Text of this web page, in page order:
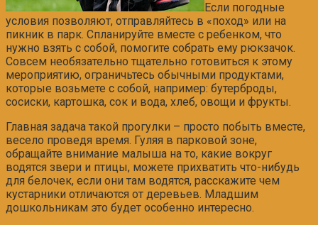
Если погодные
условия позволяют, отправляйтесь в «поход» или на
пикник в парк. Спланируйте вместе с ребенком, что
нужно взять с собой, помогите собрать ему рюкзачок.
Совсем необязательно тщательно готовиться к этому
мероприятию, ограничьтесь обычными продуктами,
которые возьмете с собой, например: бутерброды,
сосиски, картошка, сок и вода, хлеб, овощи и фрукты.
Главная задача такой прогулки – просто побыть вместе,
весело проведя время. Гуляя в парковой зоне,
обращайте внимание малыша на то, какие вокруг
водятся звери и птицы, можете прихватить что-нибудь
для белочек, если они там водятся, расскажите чем
кустарники отличаются от деревьев. Младшим
дошкольникам это будет особенно интересно.